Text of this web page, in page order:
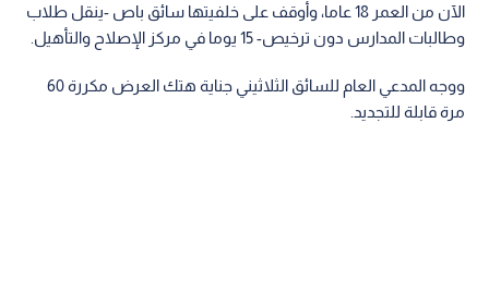
الآن من العمر 18 عاما، وأوقف على خلفيتها سائق باص -ينقل طلاب
وطالبات المدارس دون ترخيص- 15 يوما في مركز الإصلاح والتأهيل.
ووجه المدعي العام للسائق الثلاثيني جناية هتك العرض مكررة 60
مرة قابلة للتجديد.